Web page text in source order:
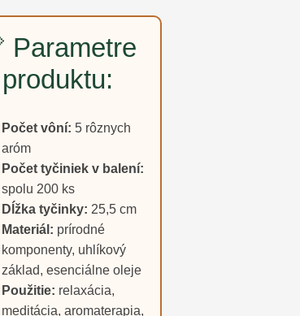
Parametre
produktu:
Počet vôní: 5 rôznych
aróm
Počet tyčiniek v balení:
spolu 200 ks
Dĺžka tyčinky: 25,5 cm
Materiál: prírodné
komponenty, uhlíkový
základ, esenciálne oleje
Použitie: relaxácia,
meditácia, aromaterapia,